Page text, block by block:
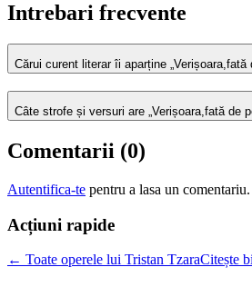
Intrebari frecvente
Cărui curent literar îi aparține „Verișoara,fată
Câte strofe și versuri are „Verișoara,fată de
Comentarii (0)
Autentifica-te pentru a lasa un comentariu.
Acțiuni rapide
← Toate operele lui Tristan TzaraCitește